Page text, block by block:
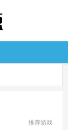
推荐游戏